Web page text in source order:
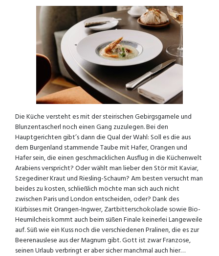
Die Küche versteht es mit der steirischen Gebirgsgarnele und
Blunzentascherl noch einen Gang zuzulegen. Bei den
Hauptgerichten gibt’s dann die Qual der Wahl: Soll es die aus
dem Burgenland stammende Taube mit Hafer, Orangen und
Hafer sein, die einen geschmacklichen Ausflug in die Küchenwelt
Arabiens verspricht? Oder wählt man lieber den Stör mit Kaviar,
Szegediner Kraut und Riesling-Schaum? Am besten versucht man
beides zu kosten, schließlich möchte man sich auch nicht
zwischen Paris und London entscheiden, oder? Dank des
Kürbisses mit Orangen-Ingwer, Zartbitterschokolade sowie Bio-
Heumilcheis kommt auch beim süßen Finale keinerlei Langeweile
auf. Süß wie ein Kuss noch die verschiedenen Pralinen, die es zur
Beerenauslese aus der Magnum gibt. Gott ist zwar Franzose,
seinen Urlaub verbringt er aber sicher manchmal auch hier…